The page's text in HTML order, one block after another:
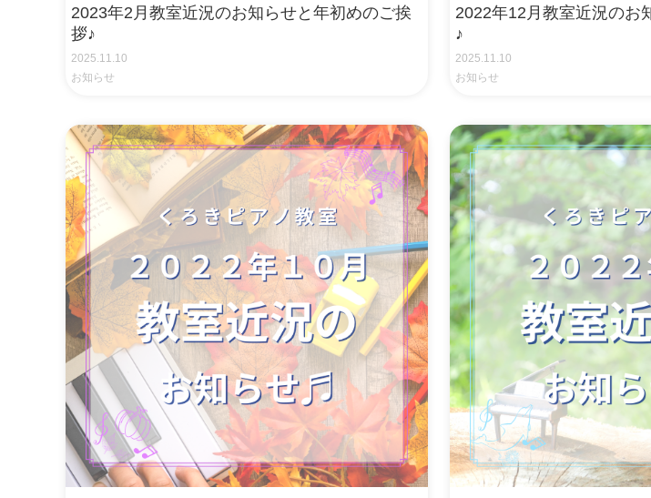
2023年2月教室近況のお知らせと年初めのご挨
拶♪
2025.11.10
お知らせ
2022年12月教室近況のお
♪
2025.11.10
お知らせ